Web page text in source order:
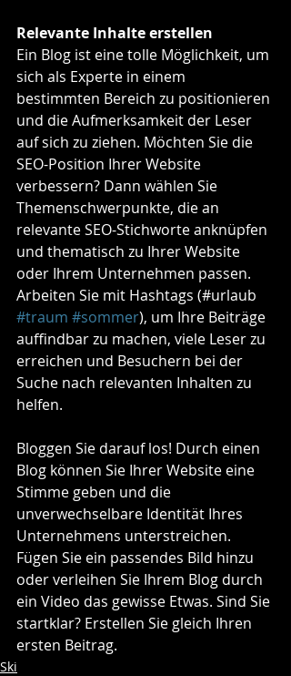
Relevante Inhalte erstellen
Ein Blog ist eine tolle Möglichkeit, um
sich als Experte in einem
bestimmten Bereich zu positionieren
und die Aufmerksamkeit der Leser
auf sich zu ziehen. Möchten Sie die
SEO-Position Ihrer Website
verbessern? Dann wählen Sie
Themenschwerpunkte, die an
relevante SEO-Stichworte anknüpfen
und thematisch zu Ihrer Website
oder Ihrem Unternehmen passen.
Arbeiten Sie mit Hashtags (#urlaub
#traum #sommer), um Ihre Beiträge
auffindbar zu machen, viele Leser zu
erreichen und Besuchern bei der
Suche nach relevanten Inhalten zu
helfen.
Bloggen Sie darauf los! Durch einen
Blog können Sie Ihrer Website eine
Stimme geben und die
unverwechselbare Identität Ihres
Unternehmens unterstreichen.
Fügen Sie ein passendes Bild hinzu
oder verleihen Sie Ihrem Blog durch
ein Video das gewisse Etwas. Sind Sie
startklar? Erstellen Sie gleich Ihren
ersten Beitrag.
Ski